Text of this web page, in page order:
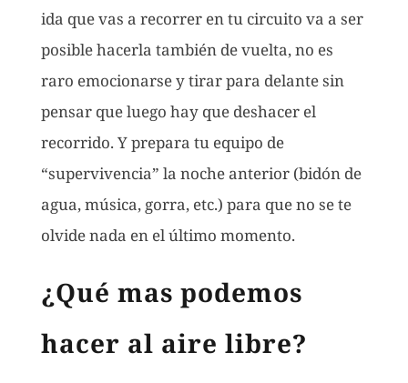
ida que vas a recorrer en tu circuito va a ser
posible hacerla también de vuelta, no es
raro emocionarse y tirar para delante sin
pensar que luego hay que deshacer el
recorrido. Y prepara tu equipo de
“supervivencia” la noche anterior (bidón de
agua, música, gorra, etc.) para que no se te
olvide nada en el último momento.
¿Qué mas podemos
hacer al aire libre?